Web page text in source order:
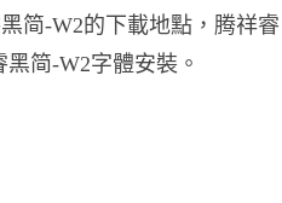
简-W2的下載地點，腾祥睿
简-W2字體安裝。